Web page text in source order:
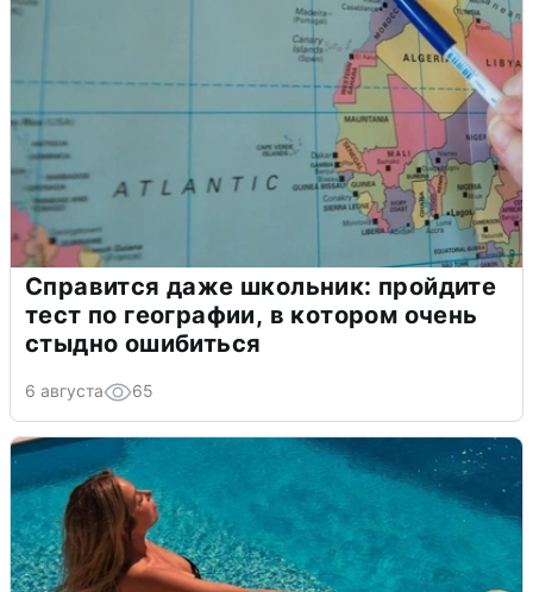
Справится даже школьник: пройдите
тест по географии, в котором очень
стыдно ошибиться
6 августа 65